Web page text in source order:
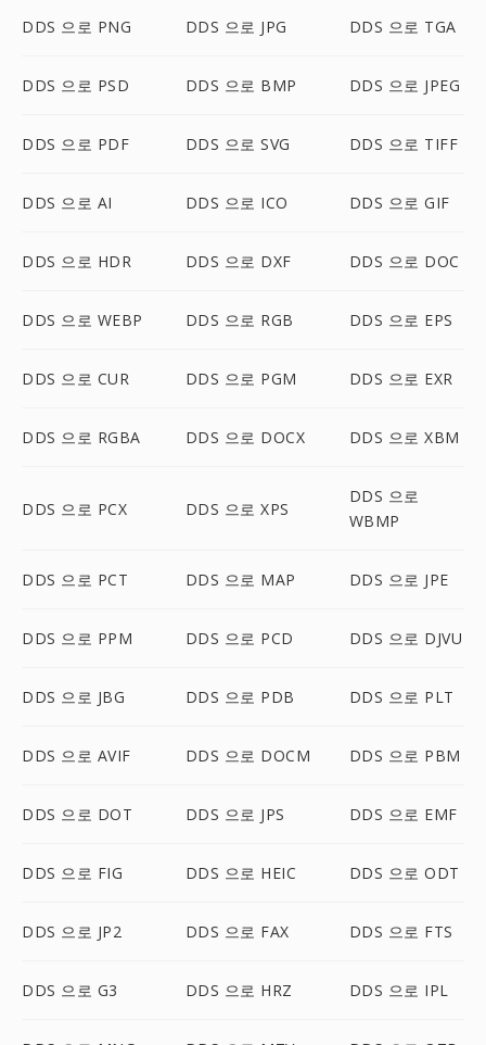
DDS 으로 PNG DDS 으로 JPG DDS 으로 TGA
DDS 으로 PSD DDS 으로 BMP DDS 으로 JPEG
DDS 으로 PDF DDS 으로 SVG DDS 으로 TIFF
DDS 으로 AI DDS 으로 ICO DDS 으로 GIF
DDS 으로 HDR DDS 으로 DXF DDS 으로 DOC
DDS 으로 WEBP DDS 으로 RGB DDS 으로 EPS
DDS 으로 CUR DDS 으로 PGM DDS 으로 EXR
DDS 으로 RGBA DDS 으로 DOCX DDS 으로 XBM
DDS 으로 PCX DDS 으로 XPS
DDS 으로
WBMP
DDS 으로 PCT DDS 으로 MAP DDS 으로 JPE
DDS 으로 PPM DDS 으로 PCD DDS 으로 DJVU
DDS 으로 JBG DDS 으로 PDB DDS 으로 PLT
DDS 으로 AVIF DDS 으로 DOCM DDS 으로 PBM
DDS 으로 DOT DDS 으로 JPS DDS 으로 EMF
DDS 으로 FIG DDS 으로 HEIC DDS 으로 ODT
DDS 으로 JP2 DDS 으로 FAX DDS 으로 FTS
DDS 으로 G3 DDS 으로 HRZ DDS 으로 IPL